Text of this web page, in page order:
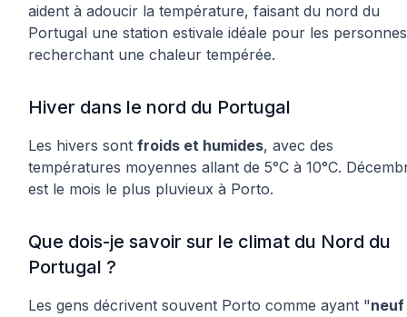
aident à adoucir la température, faisant du nord du
Portugal une station estivale idéale pour les personnes
recherchant une chaleur tempérée.
Hiver dans le nord du Portugal
Les hivers sont froids et humides, avec des
températures moyennes allant de 5°C à 10°C.
est le mois le plus pluvieux à Porto.
Que dois-je savoir sur le climat du Nord du
Portugal ?
Les gens décrivent souvent Porto comme ayant "neuf